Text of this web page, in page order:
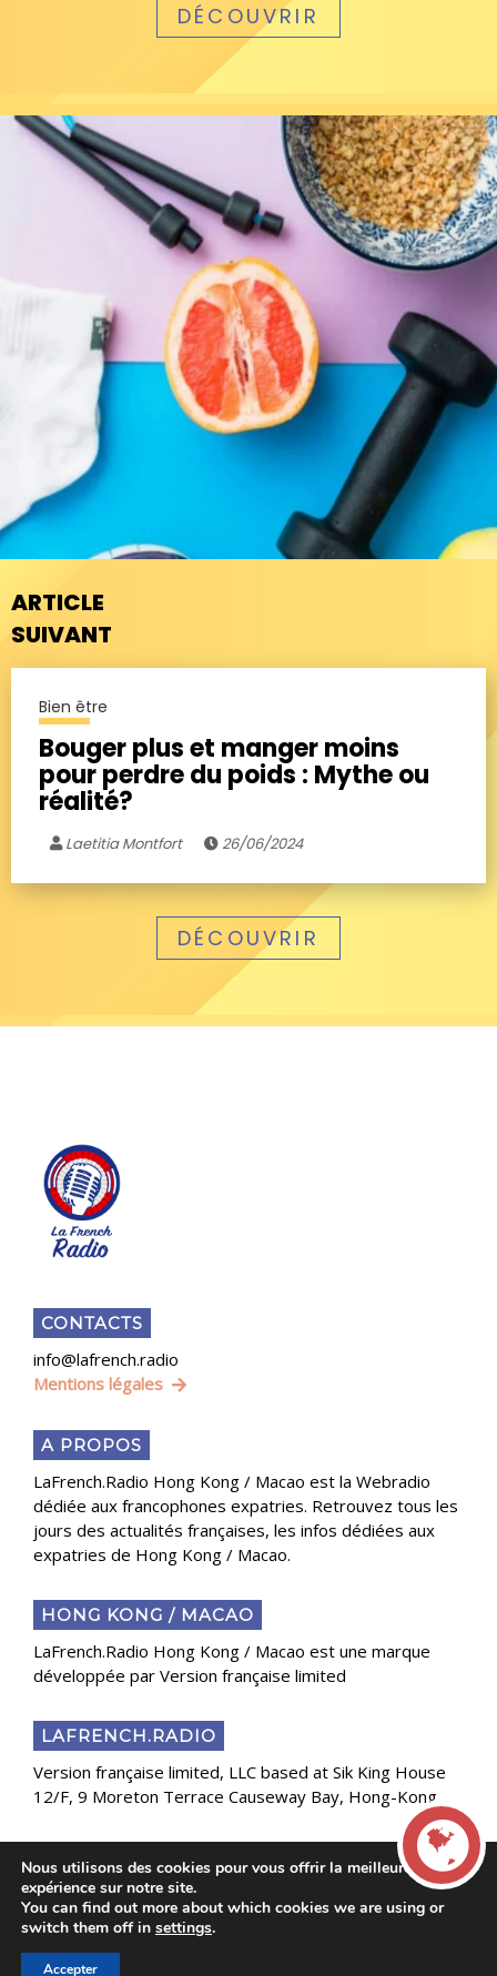
DÉCOUVRIR
ARTICLE
SUIVANT
Bien être
Bouger plus et manger moins
pour perdre du poids : Mythe ou
réalité?
Laetitia Montfort 26/06/2024
DÉCOUVRIR
CONTACTS
info@lafrench.radio
Mentions légales
A PROPOS
LaFrench.Radio Hong Kong / Macao est la Webradio
dédiée aux francophones expatries. Retrouvez tous les
jours des actualités françaises, les infos dédiées aux
expatries de Hong Kong / Macao.
HONG KONG / MACAO
LaFrench.Radio Hong Kong / Macao est une marque
développée par Version française limited
LAFRENCH.RADIO
Version française limited, LLC based at Sik King House
12/F, 9 Moreton Terrace Causeway Bay, Hong-Kong
Copyright 2025 Presse Généraliste des Français de
l’Étranger
LIVE
Nous utilisons des cookies pour vous offrir la meilleure
expérience sur notre site.
You can find out more about which cookies we are using or
switch them off in settings.
Accepter